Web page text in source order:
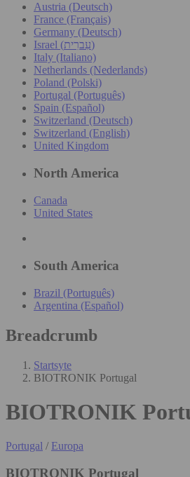
Austria (Deutsch)
France (Français)
Germany (Deutsch)
Israel (עִברִית)
Italy (Italiano)
Netherlands (Nederlands)
Poland (Polski)
Portugal (Português)
Spain (Español)
Switzerland (Deutsch)
Switzerland (English)
United Kingdom
North America
Canada
United States
South America
Brazil (Português)
Argentina (Español)
Breadcrumb
Startsyte
BIOTRONIK Portugal
BIOTRONIK
Portugal / Europa
BIOTRONIK Portugal